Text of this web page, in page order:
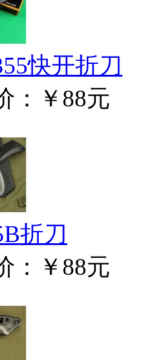
快开折刀
：
￥88元
折刀
：
￥88元